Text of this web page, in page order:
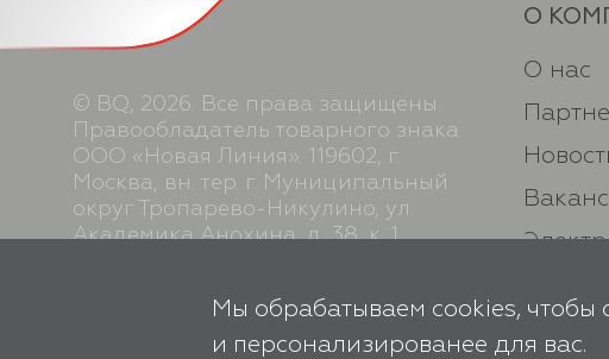
© BQ, 2026. Все права защищены.
Правообладатель товарного знака
ООО «Новая Линия». 119602, г.
Москва, вн. тер. г. Муниципальный
округ Тропарево-Никулино, ул.
Академика Анохина, д. 38, к. 1,
«Новая Линия».
О
О нас
Мы обрабатываем cookies, чтобы
и персонализированее для вас.